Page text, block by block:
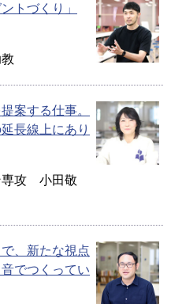
トづくり」
案する仕事。
長線上にあり
専攻 小田敬
、新たな視点
でつくってい